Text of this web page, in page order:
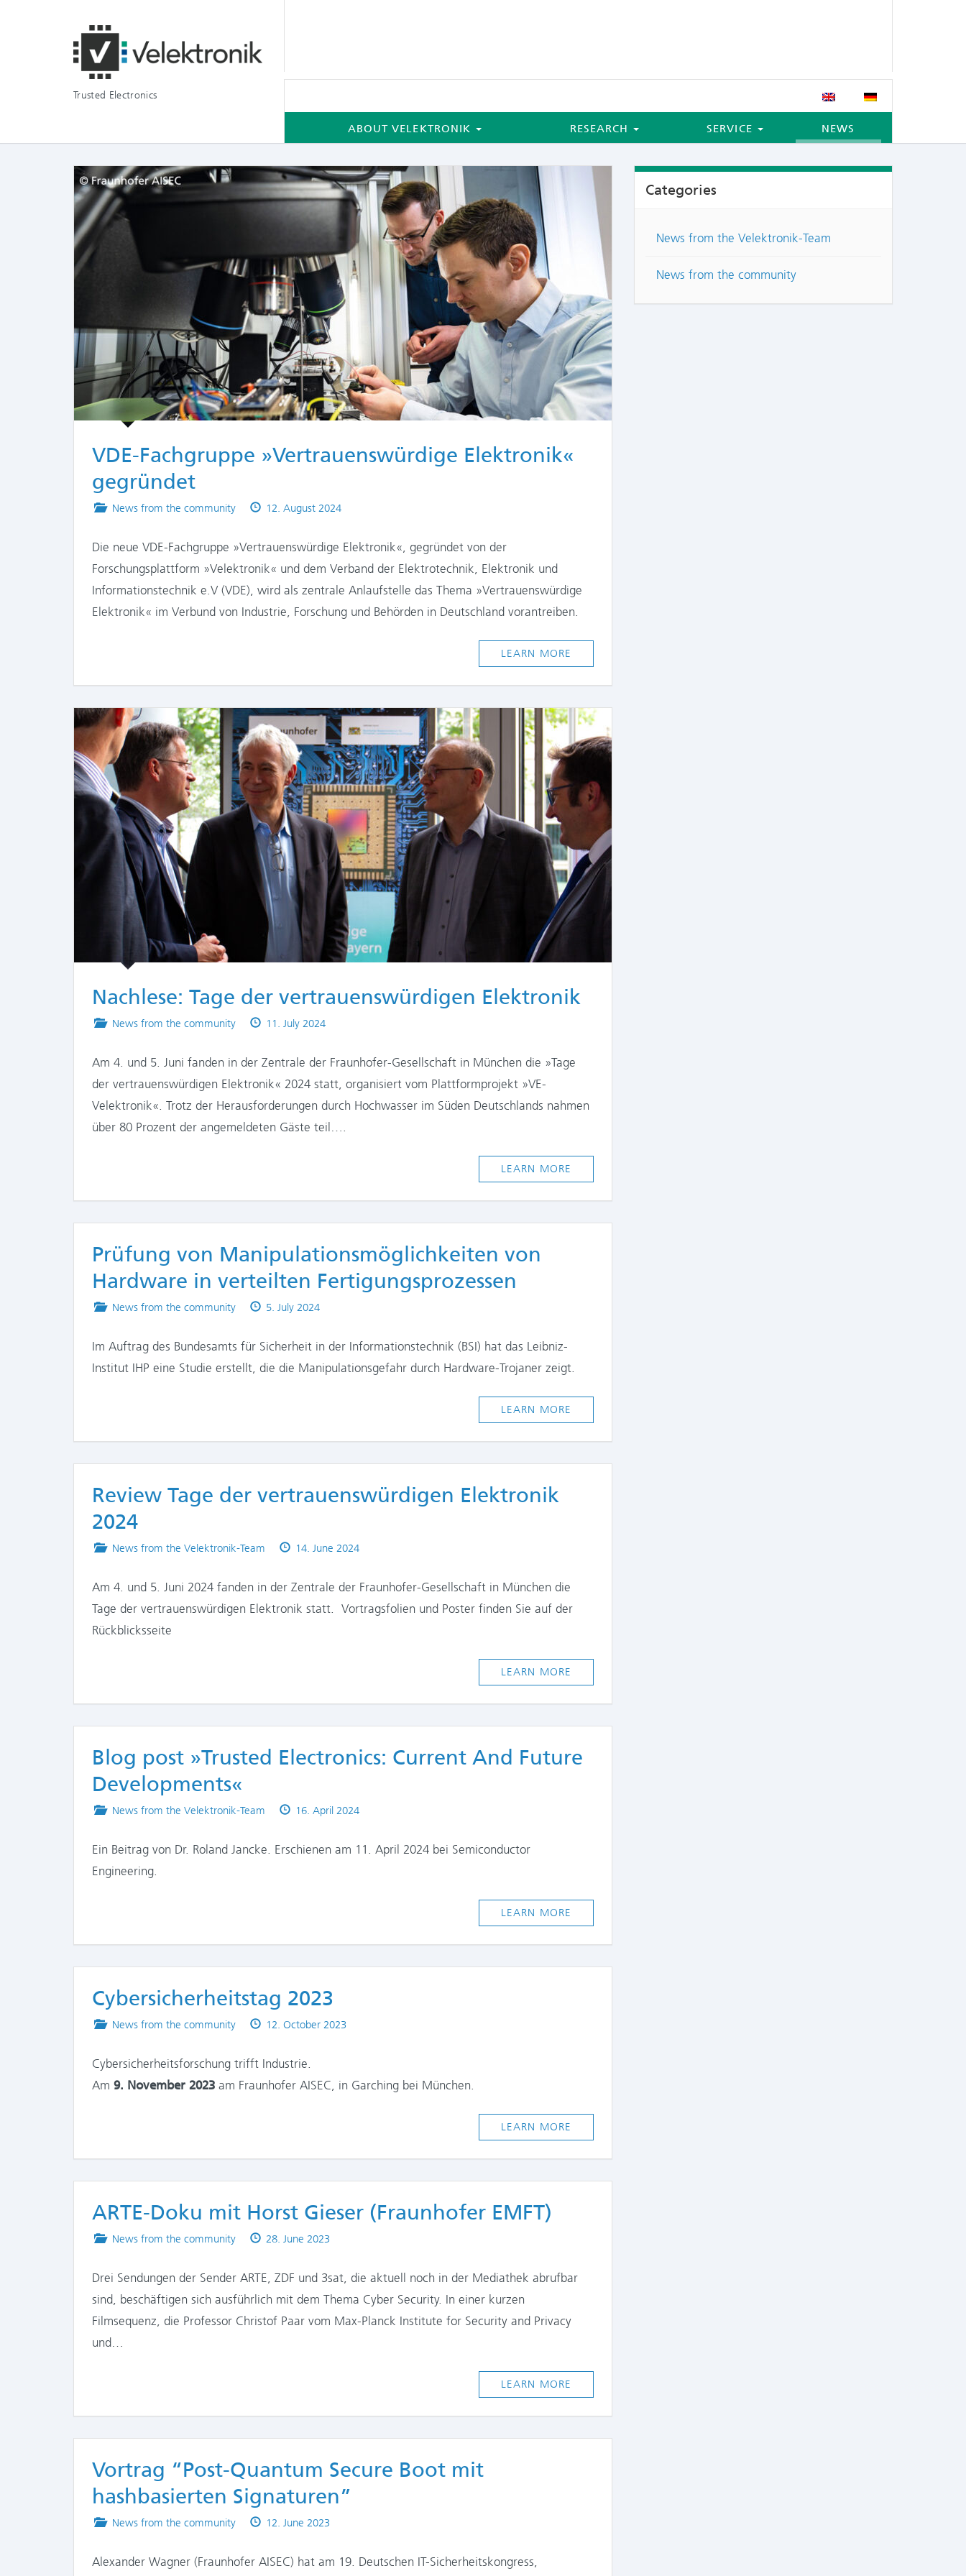
Trusted Electronics
ABOUT VELEKTRONIK RESEARCH SERVICE NEWS
VDE-Fachgruppe »Vertrauenswürdige Elektronik«
gegründet
Posted
News from the community
Published
12. August 2024
Die neue VDE-Fachgruppe »Vertrauenswürdige Elektronik«, gegründet von der
Forschungsplattform »Velektronik« und dem Verband der Elektrotechnik, Elektronik und
Informationstechnik e.V (VDE), wird als zentrale Anlaufstelle das Thema »Vertrauenswürdige
Elektronik« im Verbund von Industrie, Forschung und Behörden in Deutschland vorantreiben.
LEARN MORE
Nachlese: Tage der vertrauenswürdigen Elektronik
Posted
News from the community
Published
11. July 2024
Am 4. und 5. Juni fanden in der Zentrale der Fraunhofer-Gesellschaft in München die »Tage
der vertrauenswürdigen Elektronik« 2024 statt, organisiert vom Plattformprojekt »VE-
Velektronik«. Trotz der Herausforderungen durch Hochwasser im Süden Deutschlands nahmen
über 80 Prozent der angemeldeten Gäste teil….
LEARN MORE
Prüfung von Manipulationsmöglichkeiten von
Hardware in verteilten Fertigungsprozessen
Posted
News from the community
Published
5. July 2024
Im Auftrag des Bundesamts für Sicherheit in der Informationstechnik (BSI) hat das Leibniz-
Institut IHP eine Studie erstellt, die die Manipulationsgefahr durch Hardware-Trojaner zeigt.
LEARN MORE
Review Tage der vertrauenswürdigen Elektronik
2024
Posted
News from the Velektronik-Team
Published
14. June 2024
Am 4. und 5. Juni 2024 fanden in der Zentrale der Fraunhofer-Gesellschaft in München die
Tage der vertrauenswürdigen Elektronik statt. Vortragsfolien und Poster finden Sie auf der
Rückblicksseite
LEARN MORE
Blog post »Trusted Electronics: Current And Future
Developments«
Posted
News from the Velektronik-Team
Published
16. April 2024
Ein Beitrag von Dr. Roland Jancke. Erschienen am 11. April 2024 bei Semiconductor
Engineering.
LEARN MORE
Cybersicherheitstag 2023
Posted
News from the community
Published
12. October 2023
Cybersicherheitsforschung trifft Industrie.
Am 9. November 2023 am Fraunhofer AISEC, in Garching bei München.
LEARN MORE
ARTE-Doku mit Horst Gieser (Fraunhofer EMFT)
Posted
News from the community
Published
28. June 2023
Drei Sendungen der Sender ARTE, ZDF und 3sat, die aktuell noch in der Mediathek abrufbar
sind, beschäftigen sich ausführlich mit dem Thema Cyber Security. In einer kurzen
Filmsequenz, die Professor Christof Paar vom Max-Planck Institute for Security and Privacy
und…
LEARN MORE
Vortrag “Post-Quantum Secure Boot mit
hashbasierten Signaturen”
Posted
News from the community
Published
12. June 2023
Alexander Wagner (Fraunhofer AISEC) hat am 19. Deutschen IT-Sicherheitskongress,
Categories
News from the Velektronik-Team
News from the community